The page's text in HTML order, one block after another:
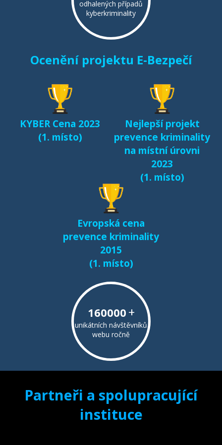
odhalených případů
kyberkriminality
Ocenění projektu E-Bezpečí
KYBER Cena 2023
(1. místo)
Nejlepší projekt
prevence kriminality
na místní úrovni
2023
(1. místo)
Evropská cena
prevence kriminality
2015
(1. místo)
160000 +
unikátních návštěvníků
webu ročně
Partneři a spolupracující
instituce